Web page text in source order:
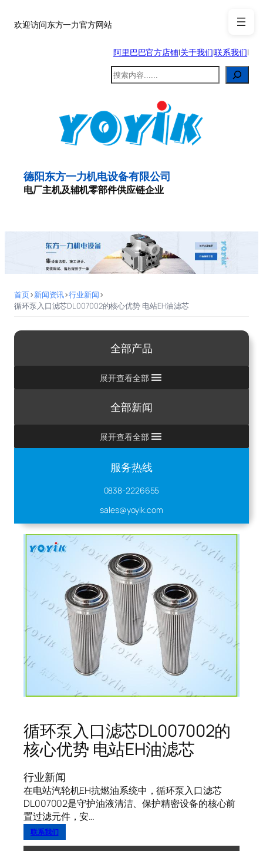
至欢迎访问东方一力官方网站
阿里巴巴官方店铺|关于我们|联系我们|
搜
索
德阳东方一力机电设备有限公司
电厂主机及辅机零部件供应链企业
首页>新闻资讯>行业新闻>
循环泵入口滤芯DL007002的核心优势 电站EH油滤芯
全部产品
展开查看全部
全部新闻
展开查看全部
服务热线
0838-2226655
sales@yoyik.com
循环泵入口滤芯DL007002的
核心优势 电站EH油滤芯
行业新闻
在电站汽轮机EH抗燃油系统中，循环泵入口滤芯
DL007002是守护油液清洁、保护精密设备的核心前
置过滤元件，安…
联系我们